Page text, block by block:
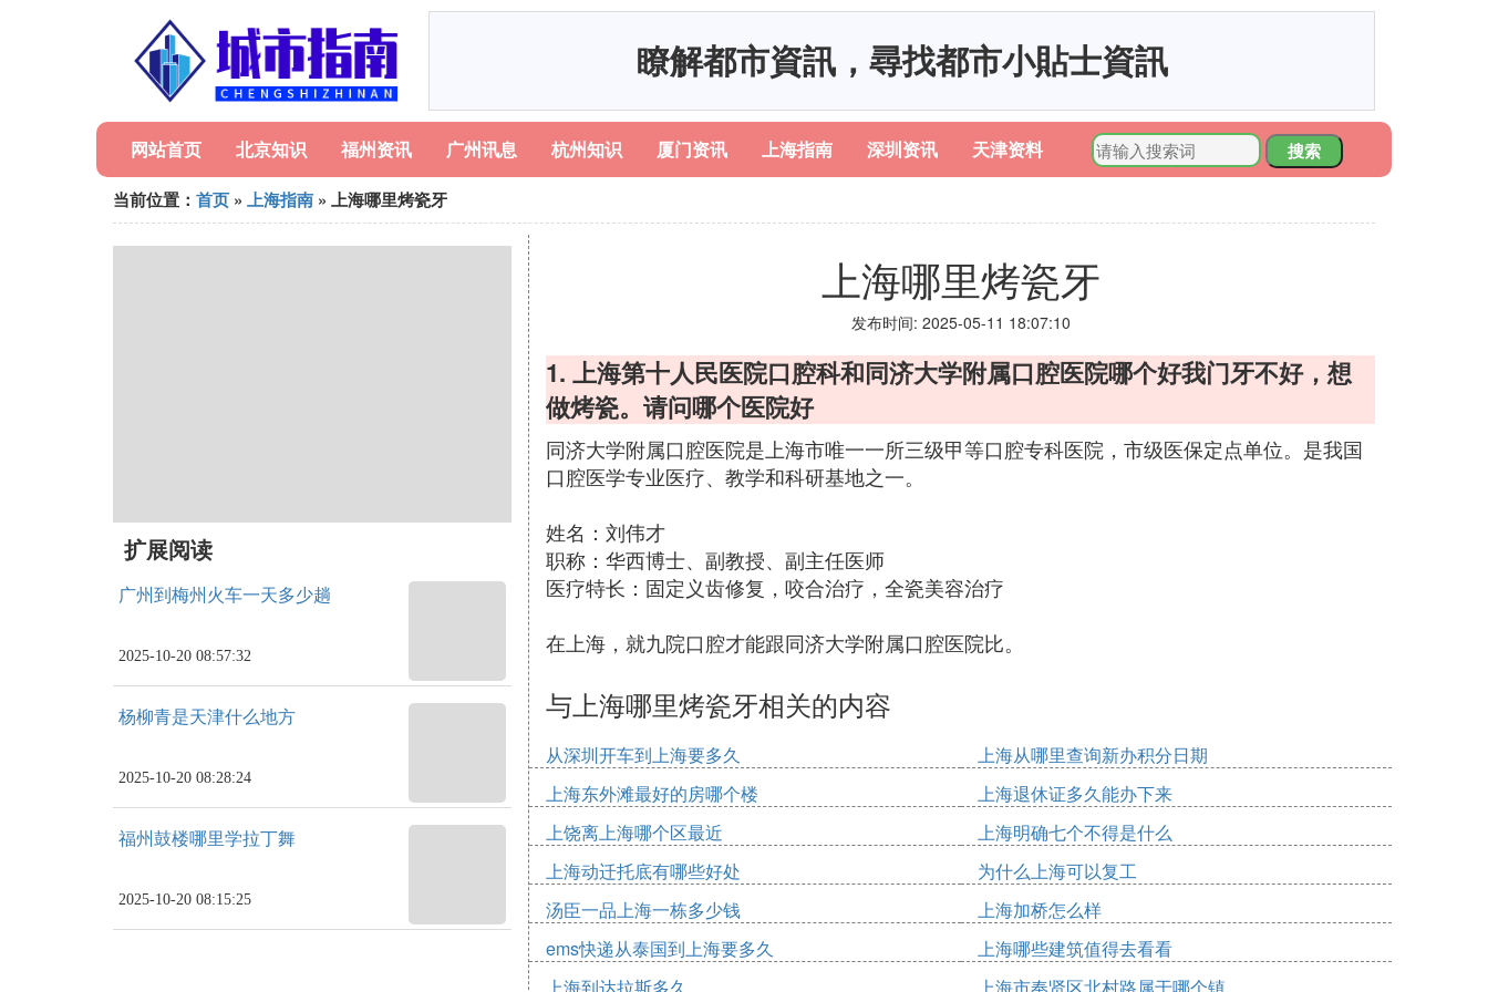
瞭解都市資訊，尋找都市小貼士資訊
网站首页 北京知识 福州资讯 广州讯息 杭州知识 厦门资讯 上海指南 深圳资讯 天津资料
搜索
当前位置： 首页 » 上海指南 » 上海哪里烤瓷牙
扩展阅读
广州到梅州火车一天多少趟
2025-10-20 08:57:32
杨柳青是天津什么地方
2025-10-20 08:28:24
福州鼓楼哪里学拉丁舞
2025-10-20 08:15:25
上海哪里烤瓷牙
发布时间: 2025-05-11 18:07:10
1. 上海第十人民医院口腔科和同济大学附属口腔医院哪个好我门牙不好，想
做烤瓷。请问哪个医院好
同济大学附属口腔医院是上海市唯一一所三级甲等口腔专科医院，市级医保定点单位。是我国
口腔医学专业医疗、教学和科研基地之一。
姓名：刘伟才
职称：华西博士、副教授、副主任医师
医疗特长：固定义齿修复，咬合治疗，全瓷美容治疗
在上海，就九院口腔才能跟同济大学附属口腔医院比。
与上海哪里烤瓷牙相关的内容
从深圳开车到上海要多久
上海从哪里查询新办积分日期
上海东外滩最好的房哪个楼
上海退休证多久能办下来
上饶离上海哪个区最近
上海明确七个不得是什么
上海动迁托底有哪些好处
为什么上海可以复工
汤臣一品上海一栋多少钱
上海加桥怎么样
ems快递从泰国到上海要多久
上海哪些建筑值得去看看